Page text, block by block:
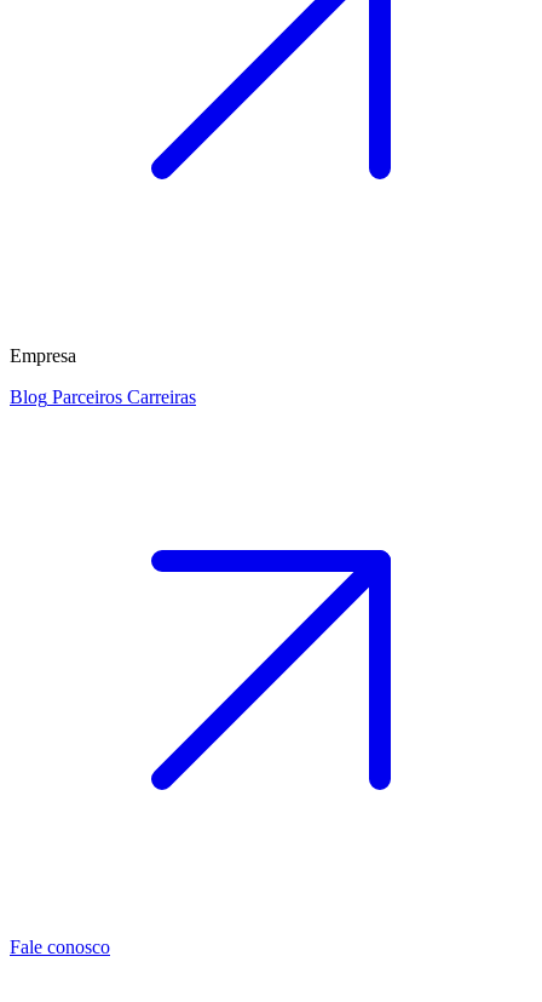
Empresa
Blog Parceiros Carreiras
Fale conosco